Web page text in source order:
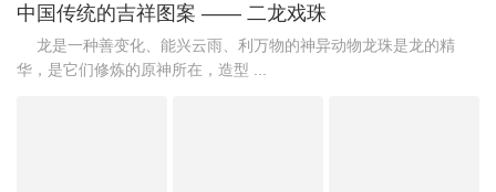
中国传统的吉祥图案 —— 二龙戏珠
龙是一种善变化、能兴云雨、利万物的神异动物龙珠是龙的精
华，是它们修炼的原神所在，造型 ...